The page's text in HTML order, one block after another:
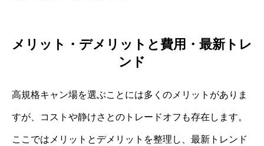
メリット・デメリットと費用・最新トレ
ンド
高規格キャン場を選ぶことには多くのメリットがありま
すが、コストや静けさとのトレードオフも存在します。
ここではメリットとデメリットを整理し、最新トレンド